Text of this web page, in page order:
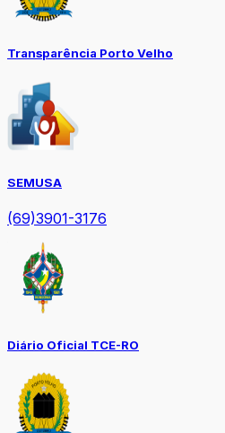
Transparência Porto Velho
SEMUSA
(69)3901-3176
Diário Oficial TCE-RO